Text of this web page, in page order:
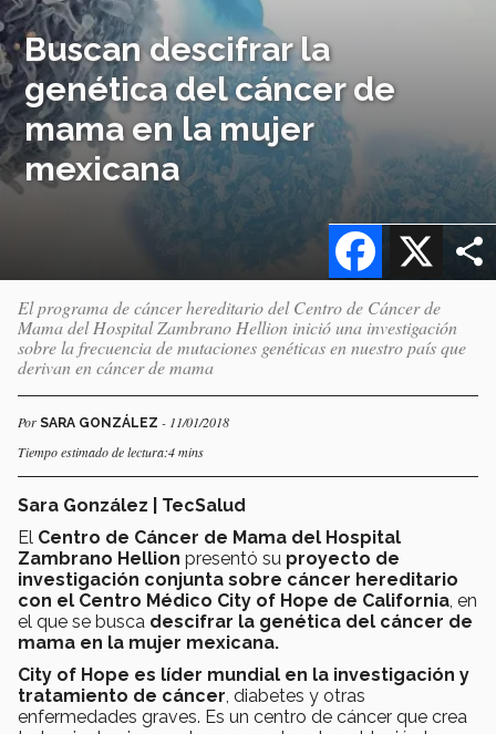
Buscan descifrar la
genética del cáncer de
mama en la mujer
mexicana
X
Facebook
El programa de cáncer hereditario del Centro de Cáncer de
Mama del Hospital Zambrano Hellion inició una investigación
sobre la frecuencia de mutaciones genéticas en nuestro país que
derivan en cáncer de mama
Por SARA GONZÁLEZ - 11/01/2018
Tiempo estimado de lectura:4 mins
Sara González | TecSalud
El Centro de Cáncer de Mama del Hospital
Zambrano Hellion presentó su proyecto de
investigación conjunta sobre cáncer hereditario
con el Centro Médico City of Hope de California , en
el que se busca descifrar la genética del cáncer de
mama en la mujer mexicana.
City of Hope es líder mundial en la investigación y
tratamiento de cáncer , diabetes y otras
enfermedades graves. Es un centro de cáncer que crea